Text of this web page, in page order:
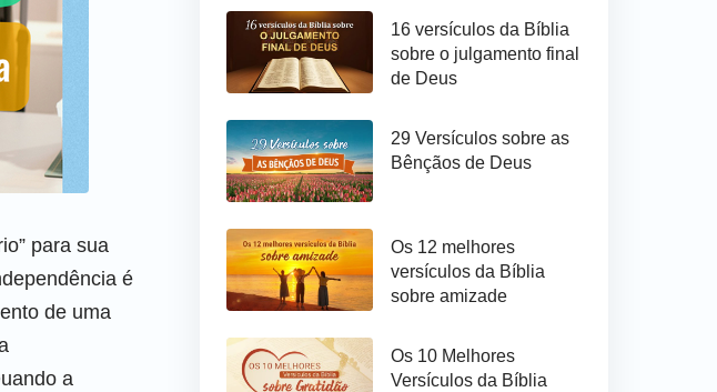
para sua
é
de uma
a
16 versículos da Bíblia
sobre o julgamento final
de Deus
29 Versículos sobre as
Bênçãos de Deus
Os 12 melhores
versículos da Bíblia
sobre amizade
Os 10 Melhores
Versículos da Bíblia